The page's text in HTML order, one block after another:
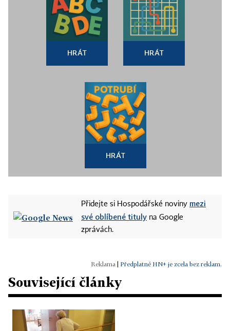
HRÁT HRÁT
HRÁT
Přidejte si Hospodářské noviny mezi
své oblíbené tituly na Google
zprávách.
Předplatné HN+ je zcela bez reklam.
Související články